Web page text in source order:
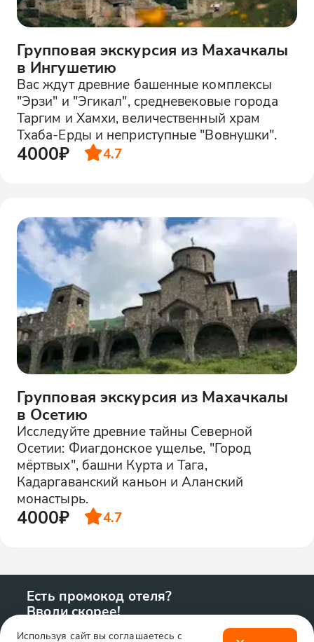
Групповая экскурсия из Махачкалы
в Ингушетию
Вас ждут древние башенные комплексы
"Эрзи" и "Эгикал", средневековые города
Таргим и Хамхи, величественный храм
Тхаба-Ерды и неприступные "Вовнушки".
4000₽ 4.7
Групповая экскурсия из Махачкалы
в Осетию
Исследуйте древние тайны Северной
Осетии: Фиагдонское ущелье, "Город
мёртвых", башни Курта и Тага,
Кадаргаванский каньон и Аланский
монастырь.
4000₽ 4.7
Есть промокод отеля?
Вводи скорее!
Используя сайт вы соглашаетесь с